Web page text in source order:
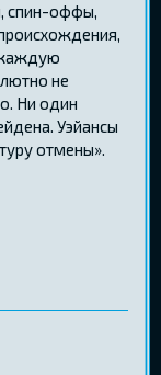
спин-оффы,
каждую
не
Ни один
Уэйансы
отмены».